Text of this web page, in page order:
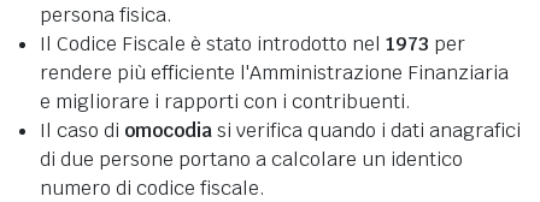
persona fisica.
Il Codice Fiscale è stato introdotto nel 1973 per
rendere più efficiente l'Amministrazione Finanziaria
e migliorare i rapporti con i contribuenti.
Il caso di omocodiasi verifica quando i dati anagrafici
di due persone portano a calcolare un identico
numero di codice fiscale.